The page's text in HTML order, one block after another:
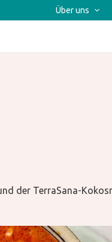
Über uns
der TerraSana-